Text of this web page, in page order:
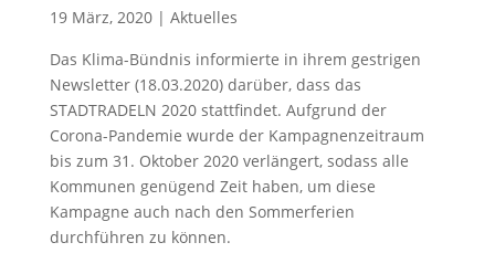
19 März, 2020| Aktuelles
Das Klima-Bündnis informierte in ihrem gestrigen
Newsletter (18.03.2020) darüber, dass das
STADTRADELN 2020 stattfindet. Aufgrund der
Corona-Pandemie wurde der Kampagnenzeitraum
bis zum 31. Oktober 2020 verlängert, sodass alle
Kommunen genügend Zeit haben, um diese
Kampagne auch nach den Sommerferien
durchführen zu können.